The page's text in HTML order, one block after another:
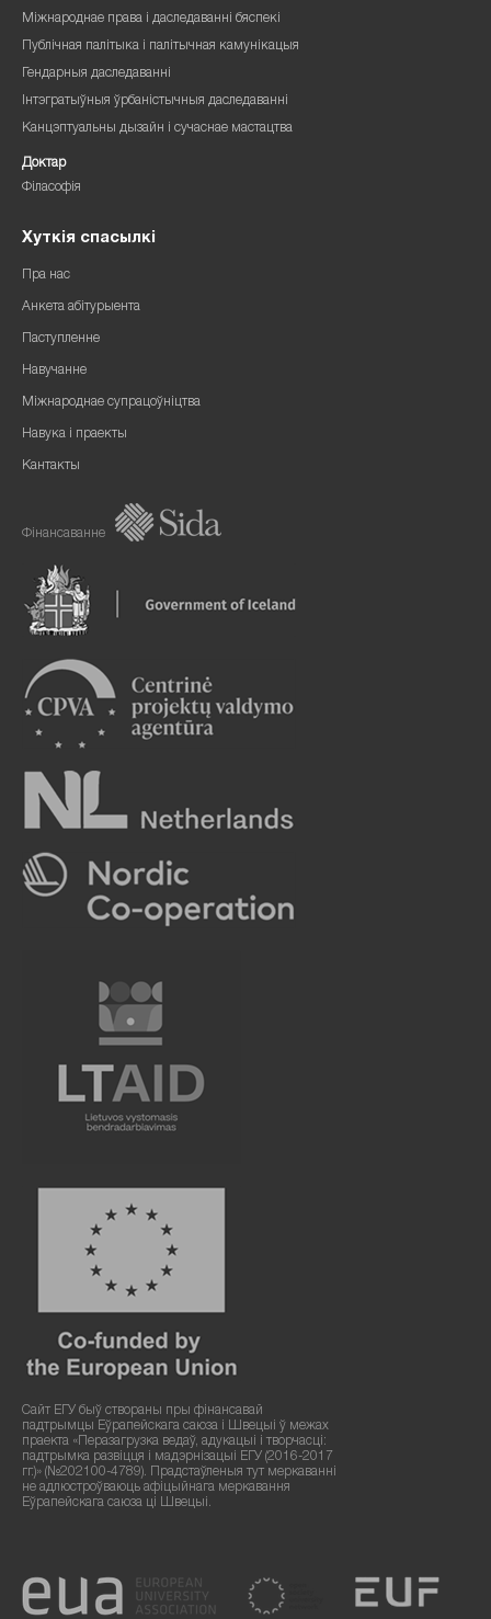
Міжнароднае права і даследаванні бяспекі
Публічная палітыка і палітычная камунікацыя
Гендарныя даследаванні
Інтэгратыўныя ўрбаністычныя даследаванні
Канцэптуальны дызайн і сучаснае мастацтва
Доктар
Філасофія
Хуткія спасылкі
Пра нас
Анкета абітурыента
Паступленне
Навучанне
Міжнароднае супрацоўніцтва
Навука і праекты
Кантакты
Фінансаванне
Сайт ЕГУ быў створаны пры фінансавай
падтрымцы Еўрапейскага саюза і Швецыі ў межах
праекта «Перазагрузка ведаў, адукацыі і творчасці:
падтрымка развіцця і мадэрнізацыі ЕГУ (2016-2017
гг.)» (№202100-4789). Прадстаўленыя тут меркаванні
не адлюстроўваюць афіцыйнага меркавання
Еўрапейскага саюза ці Швецыі.